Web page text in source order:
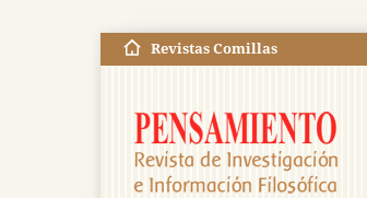
Revistas Comillas